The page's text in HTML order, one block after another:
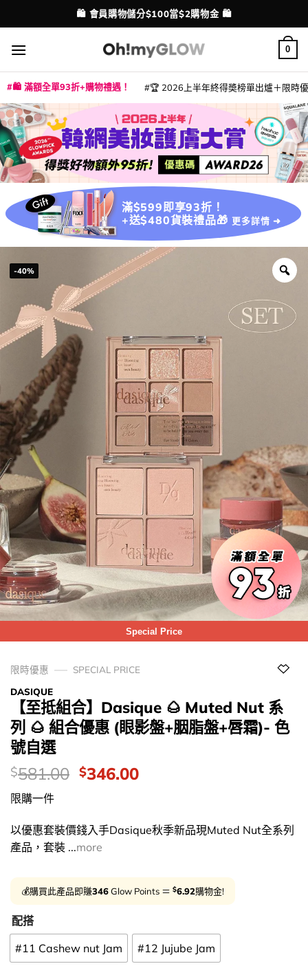
to
content
配送港澳
💳 支援消費券、FPS、八達通、PAYME、信用卡付款
0
🛍️ 滿額全單93折+購物禮遇！ 🏆 2026上半年終得奬榜單出爐＋限時
滿$599即享93折！
+送$480貨裝禮品🎁 更多詳情 ➜
-40%
Special Price
限時優惠
SPECIAL PRICE
DASIQUE
【至抵組合】Dasique 🌰 Muted Nut 系
列 🌰 組合優惠 (眼影盤+胭脂盤+唇霜)- 色
號自選
價
錢：
$581.00 Original
$581.00.
$346.00Current
$346.00.
限購一件
以優惠套裝價錢入手Dasique秋季新品現Muted Nut全系列
產品，套裝 ...more
💰購買此產品即賺346Glow Points ＝ $6.92購物金!
配搭
#11 Cashew nut Jam #12 Jujube Jam